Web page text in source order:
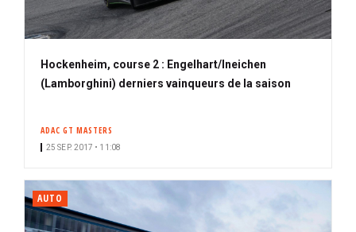
Hockenheim, course 2 : Engelhart/Ineichen
(Lamborghini) derniers vainqueurs de la saison
ADAC GT MASTERS
25 SEP. 2017 • 11:08
AUTO